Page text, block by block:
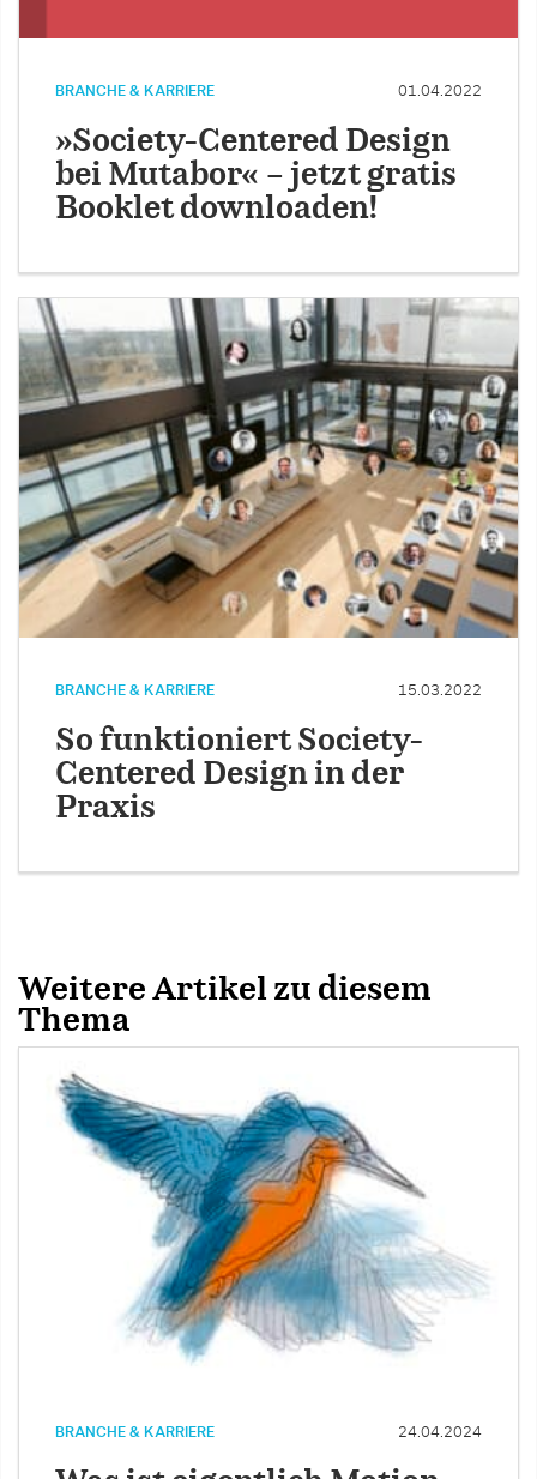
BRANCHE & KARRIERE 01.04.2022
»Society-Centered Design
bei Mutabor« – jetzt gratis
Booklet downloaden!
BRANCHE & KARRIERE 15.03.2022
So funktioniert Society-
Centered Design in der
Praxis
Weitere Artikel zu diesem
Thema
BRANCHE & KARRIERE 24.04.2024